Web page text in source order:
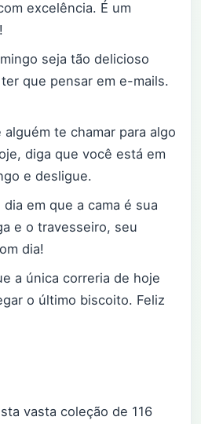
excelência. É um
seja tão delicioso
que pensar em e-mails.
alguém te chamar para algo
diga que você está em
e desligue.
dia em que a cama é sua
e o travesseiro, seu
dia!
a única correria de hoje
o último biscoito. Feliz
vasta coleção de 116